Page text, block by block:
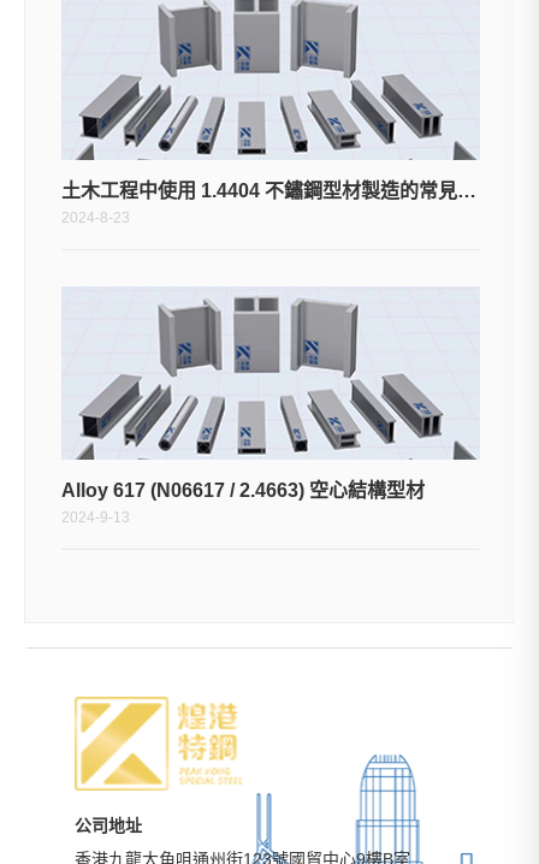
土木工程中使用 1.4404 不鏽鋼型材製造的常見結構元件或構件有哪些？
2024-8-23
Alloy 617 (N06617 / 2.4663) 空心結構型材
2024-9-13
公司地址
香港九龍大角咀通州街123號國貿中心9樓B室